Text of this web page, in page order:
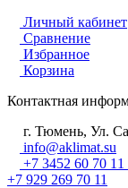
Личный кабинет
Сравнение
Избранное
Корзина
Контактная
г. Тюмень, Ул.
info@aklimat.su
+7 3452 60 70 11
+7 929 269 70 11